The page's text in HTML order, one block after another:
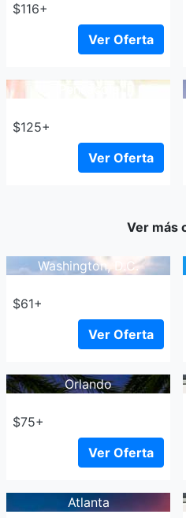
$116+
Ver Oferta
$125+
Ver Oferta
Ver más
Washington, D.C.
$61+
Ver Oferta
Orlando
$75+
Ver Oferta
Atlanta